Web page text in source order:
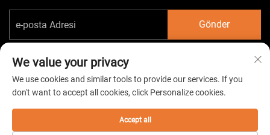
Gönder
Telif hakkı © 2026 China Taizhou HarsMarg Elektromekanik Co. Ltd. Tüm
hakları saklıdır. - Gizlilik Politikası
We value your privacy
We use cookies and similar tools to provide our services. If you
don't want to accept all cookies, click Personalize cookies.
Accept all